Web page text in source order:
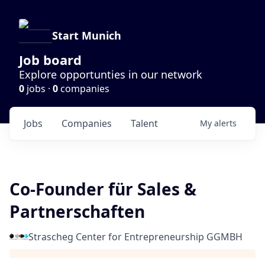
Start Munich
Job board
Explore opportunties in our network
0 jobs · 0companies
Jobs Companies Talent My alerts
Co-Founder für Sales &
Partnerschaften
Strascheg Center for Entrepreneurship GGMBH